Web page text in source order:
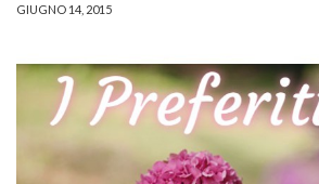
GIUGNO 14, 2015